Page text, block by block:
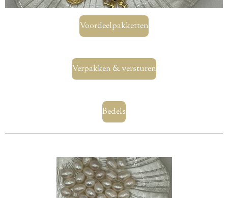
Voordeelpakketten
Verpakken & versturen
Bedels